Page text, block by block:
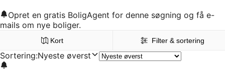
Opret en gratis BoligAgent for denne søgning og få e-
mails om nye boliger.
Kort Filter & sortering
Sortering:Nyeste øverst